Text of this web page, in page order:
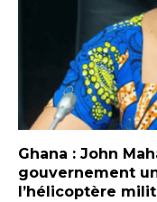
Ghana : John
gouvernement
l’hélicoptère